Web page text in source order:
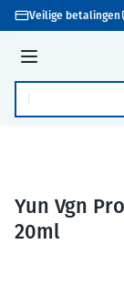
Ga naar de inhoud
Veilige betalingen
Menu
Product, merk,
Yun Vgn
20ml